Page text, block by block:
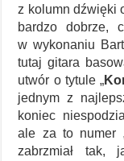
z kolumn dźwięki
bardzo dobrze,
w wykonaniu
tutaj gitara
utwór o tytule „
jednym z
koniec
ale za to numer
zabrzmiał tak,